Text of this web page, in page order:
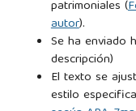
patrimoniales (
autor).
Se ha enviado
descripción)
El texto se
estilo